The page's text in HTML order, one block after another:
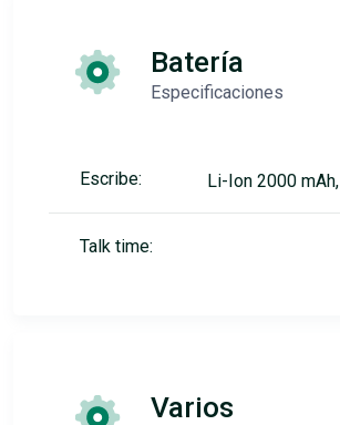
Batería
Especificaciones
Escribe: Li-Ion 2000
Talk time:
Varios